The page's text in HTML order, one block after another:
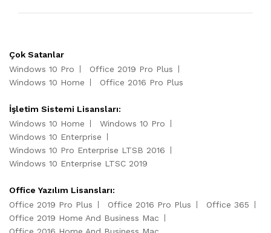
Çok Satanlar
Windows 10 Pro
Office 2019 Pro Plus
Windows 10 Home
Office 2016 Pro Plus
İşletim Sistemi Lisansları:
Windows 10 Home
Windows 10 Pro
Windows 10 Enterprise
Windows 10 Pro Enterprise LTSB 2016
Windows 10 Enterprise LTSC 2019
Office Yazılım Lisansları:
Office 2019 Pro Plus
Office 2016 Pro Plus
Office 365
Office 2019 Home And Business Mac